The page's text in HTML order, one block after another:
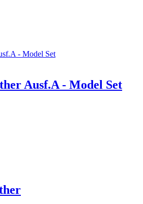
Ausf.A - Model Set